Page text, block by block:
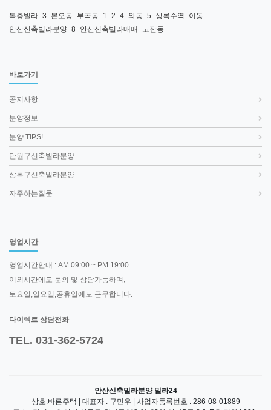
복층빌라 3 본오동 부곡동 1 2 4 와동 5 상록수역
이동
안산신축빌라분양 8 안산신축빌라매매 고잔동
바로가기
공지사항
분양정보
분양 TIPS!
단원구신축빌라분양
상록구신축빌라분양
자주하는질문
영업시간
영업시간안내 : AM 09:00 ~ PM 19:00
이외시간에도 문의 및 상담가능하며,
토요일,일요일,공휴일에도 근무합니다.
다이렉트 상담전화
TEL. 031-362-5724
안산신축빌라분양 빌라24
상호:바른주택 | 대표자 : 구민우 | 사업자등록번호 : 286-08-01889